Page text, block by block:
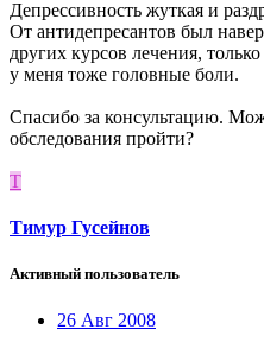
Депрессивность жуткая и
От антидепресантов был
других курсов лечения,
у меня тоже головные боли.
Спасибо за консультацию.
обследования пройти?
Т
Тимур Гусейнов
Активный пользователь
26 Авг 2008